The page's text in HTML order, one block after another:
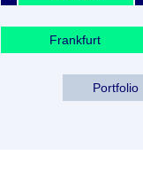
Frankfurt
Portfolio